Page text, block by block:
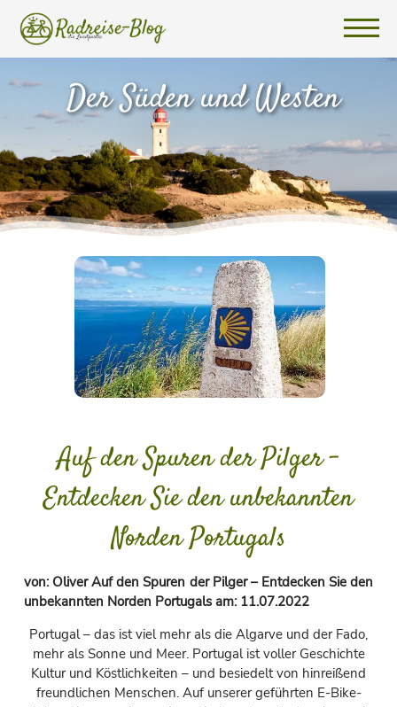
Der Süden und Westen
Auf den Spuren der Pilger –
Entdecken Sie den unbekannten
Norden Portugals
von: Oliver Auf den Spuren der Pilger – Entdecken Sie den
unbekannten Norden Portugals am: 11.07.2022
Portugal – das ist viel mehr als die Algarve und der Fado,
mehr als Sonne und Meer. Portugal ist voller Geschichte
Kultur und Köstlichkeiten – und besiedelt von hinreißend
freundlichen Menschen. Auf unserer geführten E-Bike-